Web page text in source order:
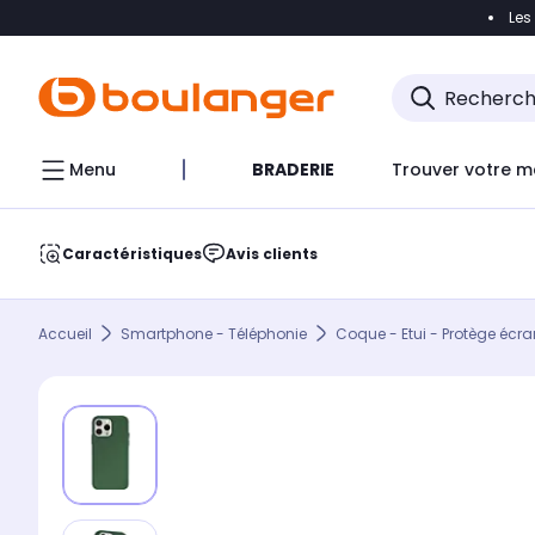
Accéder
Menu BRADERIE Trouver votre
Caractéristiques Avis clients
Accueil Smartphone - Téléphonie Coque - Etui - Protège